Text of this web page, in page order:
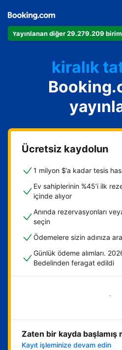
Yayınlanan diğer 29.279.209
kiralık
Oda ve
Ücretsiz kaydolun
1 milyon $’a kadar tesis
Ev sahiplerinin %45’i ilk
içinde alıyor
Anında rezervasyonları
seçin
Ödemelere sizin adınıza
Günlük ödeme alımları.
Bedelinden feragat edildi
Hemen başla
Zaten bir kayda başlamış
Kayıt işleminize devam edin